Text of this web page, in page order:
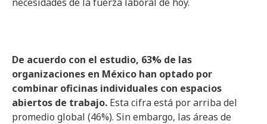
De acuerdo con el estudio, 63% de las
organizaciones en México han optado por
combinar oficinas individuales con espacios
abiertos de trabajo. Esta cifra está por arriba del
promedio global (46%). Sin embargo, las áreas de